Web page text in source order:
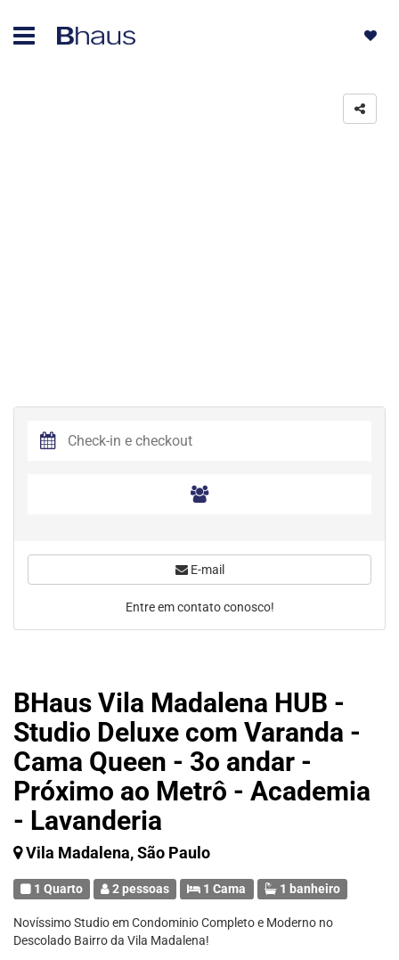
BHaus Vila Madalena HUB -
Studio Deluxe com Varanda -
Cama Queen - 3o andar -
Próximo ao Metrô - Academia
- Lavanderia
Vila Madalena, São Paulo
1 Quarto 2 pessoas 1 Cama 1 banheiro
Novíssimo Studio em Condominio Completo e Moderno no
Descolado Bairro da Vila Madalena!
E-mail
Entre em contato conosco!